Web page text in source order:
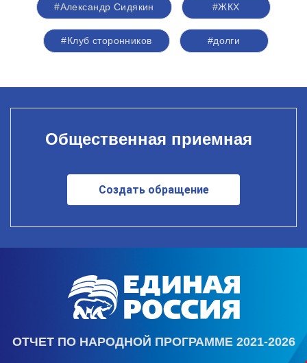
#Александр Сидякин #ЖКХ
#Клуб сторонников #долги
Общественная приемная
Создать обращение
ОТЧЕТ ПО НАРОДНОЙ ПРОГРАММЕ 2021-2026